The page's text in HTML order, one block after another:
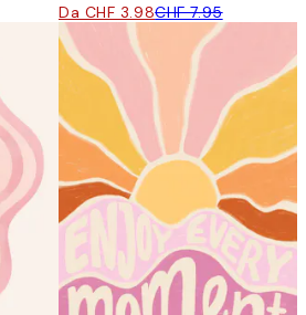
Da CHF 3.98CHF 7.95